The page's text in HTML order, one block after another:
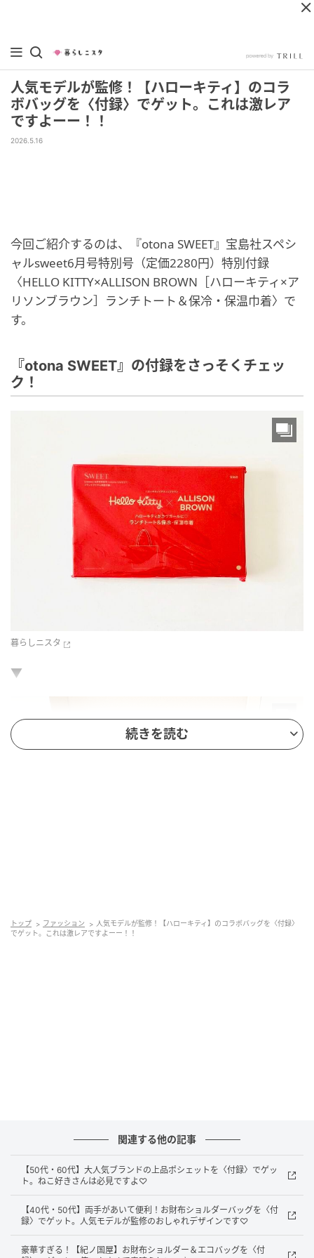
人気モデルが監修！【ハローキティ】のコラ
ボバッグを〈付録〉でゲット。これは激レア
ですよーー！！
2026.5.16
今回ご紹介するのは、『otona SWEET』宝島社スペシ
ャルsweet6月号特別号（定価2280円）特別付録
〈HELLO KITTY×ALLISON BROWN［ハローキティ×ア
リソンブラウン］ランチトート＆保冷・保温巾着〉で
す。
『otona SWEET』の付録をさっそくチェッ
ク！
暮らしニスタ
▼
暮らしニスタ
続きを読む
トップ ファッション
人気モデルが監修！【ハローキティ】のコラボバッグを〈付録〉
でゲット。これは激レアですよーー！！
関連する他の記事
【50代・60代】大人気ブランドの上品ポシェットを〈付録〉でゲッ
ト。ねこ好きさんは必見ですよ♡
【40代・50代】両手があいて便利！お財布ショルダーバッグを〈付
録〉でゲット。人気モデルが監修のおしゃれデザインです♡
豪華すぎる！【紀ノ国屋】お財布ショルダー＆エコバッグを〈付